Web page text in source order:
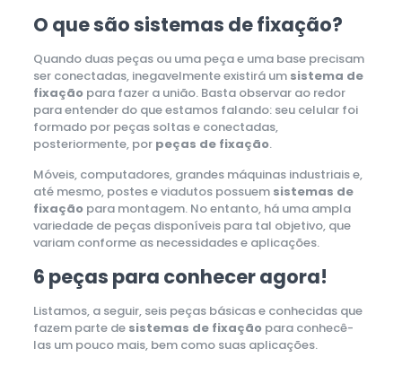
O que são sistemas de fixação?
Quando duas peças ou uma peça e uma base precisam
ser conectadas, inegavelmente existirá um sistema de
fixaçãopara fazer a união. Basta observar ao redor
para entender do que estamos falando: seu celular foi
formado por peças soltas e conectadas,
posteriormente, por peças de fixação.
Móveis, computadores, grandes máquinas industriais e,
até mesmo, postes e viadutos possuem sistemas de
fixaçãopara montagem. No entanto, há uma ampla
variedade de peças disponíveis para tal objetivo, que
variam conforme as necessidades e aplicações.
6 peças para conhecer agora!
Listamos, a seguir, seis peças básicas e conhecidas que
fazem parte de sistemas de fixaçãopara conhecê-
las um pouco mais, bem como suas aplicações.